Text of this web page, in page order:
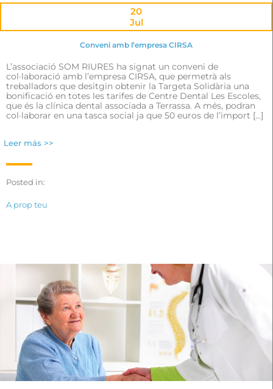
20
Jul
Conveni amb l’empresa CIRSA
L’associació SOM RIURES ha signat un conveni de
col·laboració amb l’empresa CIRSA, que permetrà als
treballadors que desitgin obtenir la Targeta Solidària una
bonificació en totes les tarifes de Centre Dental Les Escoles,
que és la clínica dental associada a Terrassa. A més, podran
col·laborar en una tasca social ja que 50 euros de l’import […]
Leer más >>
Posted in:
A prop teu